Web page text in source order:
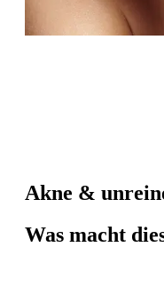
Akne &
Was macht